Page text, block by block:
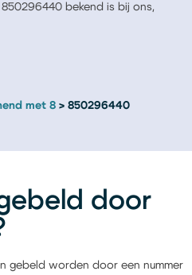
bekend is bij ons,
met 8 850296440
door
gebeld worden door een nummer